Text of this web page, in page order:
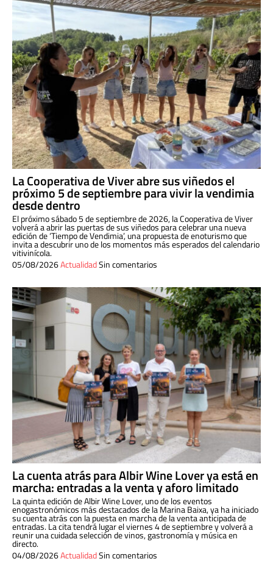
La Cooperativa de Viver abre sus viñedos el
próximo 5 de septiembre para vivir la vendimia
desde dentro
El próximo sábado 5 de septiembre de 2026, la Cooperativa de Viver
volverá a abrir las puertas de sus viñedos para celebrar una nueva
edición de ‘Tiempo de Vendimia’, una propuesta de enoturismo que
invita a descubrir uno de los momentos más esperados del calendario
vitivinícola.
05/08/2026ActualidadSin comentarios
La cuenta atrás para Albir Wine Lover ya está en
marcha: entradas a la venta y aforo limitado
La quinta edición de Albir Wine Lover, uno de los eventos
enogastronómicos más destacados de la Marina Baixa, ya ha iniciado
su cuenta atrás con la puesta en marcha de la venta anticipada de
entradas. La cita tendrá lugar el viernes 4 de septiembre y volverá a
reunir una cuidada selección de vinos, gastronomía y música en
directo.
04/08/2026ActualidadSin comentarios